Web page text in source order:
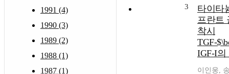
1991 (4)
1990 (3)
1989 (2)
1988 (1)
1987 (1)
3
타이타
프란트
착시
TGF-
IGF-I의
이인웅,